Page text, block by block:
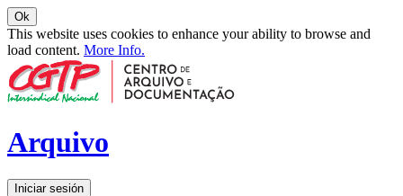
Ok
This website uses cookies to enhance your ability to browse and
load content. More Info.
Arquivo
Iniciar sesión